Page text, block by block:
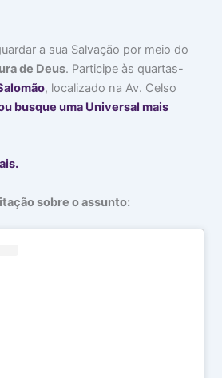
a sua Salvação por meio do
de Deus. Participe às quartas-
, localizado na Av. Celso
busque uma Universal mais
sobre o assunto: